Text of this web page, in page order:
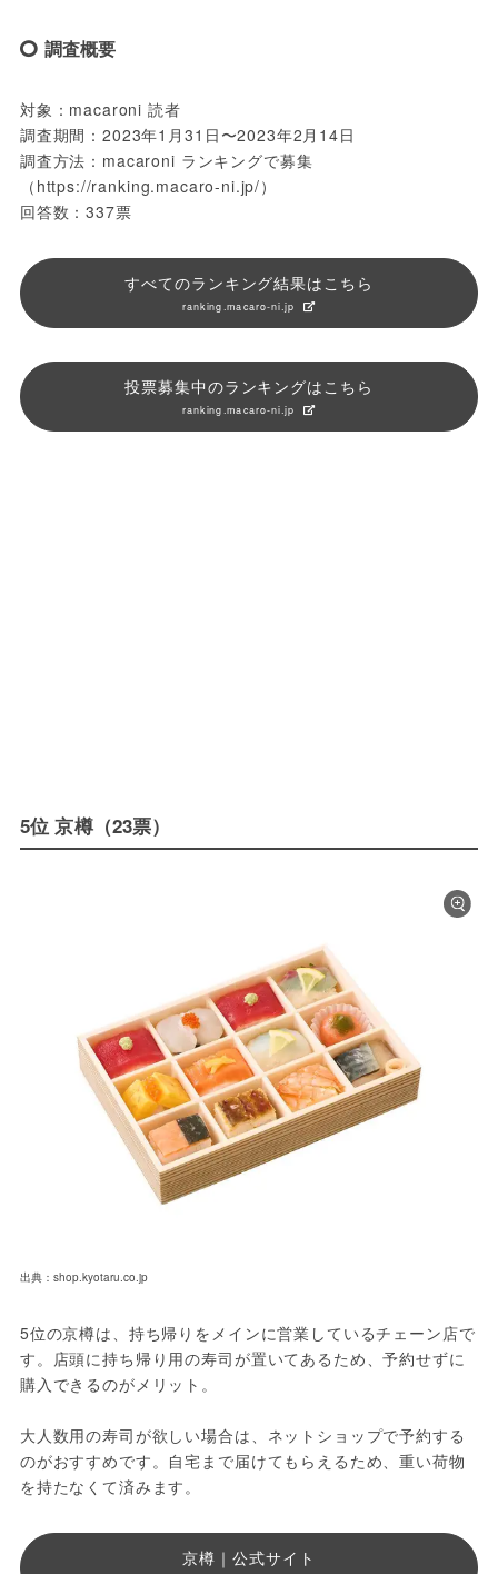
調査概要
対象：macaroni 読者
調査期間：2023年1月31日〜2023年2月14日
調査方法：macaroni ランキングで募集
（https://ranking.macaro-ni.jp/）
回答数：337票
すべてのランキング結果はこちら
ranking.macaro-ni.jp
投票募集中のランキングはこちら
ranking.macaro-ni.jp
5位 京樽（23票）
出典：shop.kyotaru.co.jp
5位の京樽は、持ち帰りをメインに営業しているチェーン店で
す。店頭に持ち帰り用の寿司が置いてあるため、予約せずに
購入できるのがメリット。
大人数用の寿司が欲しい場合は、ネットショップで予約する
のがおすすめです。自宅まで届けてもらえるため、重い荷物
を持たなくて済みます。
京樽｜公式サイト